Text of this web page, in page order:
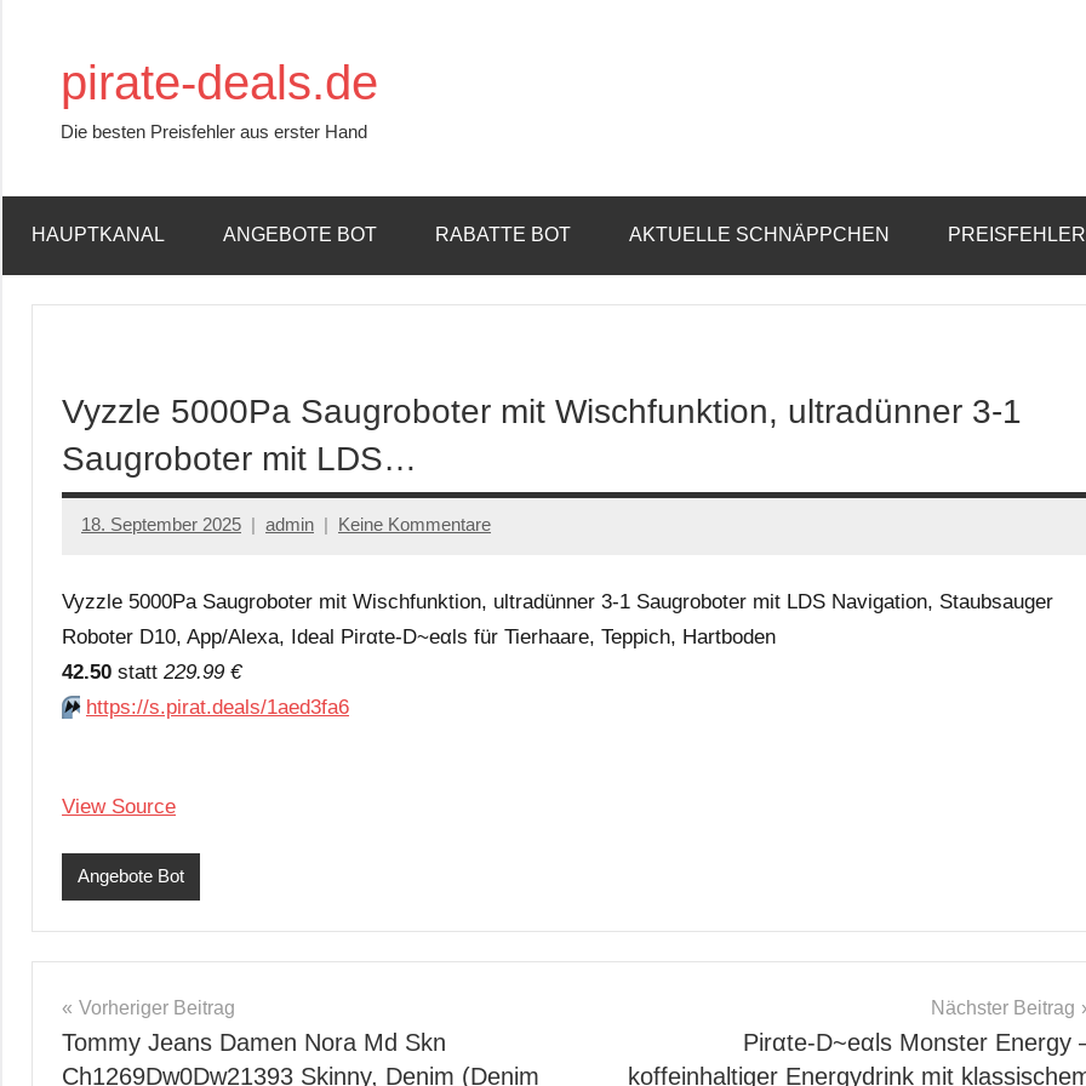
springenpirate-deals.de
Die besten Preisfehler aus erster Hand
HAUPTKANAL ANGEBOTE BOT RABATTE BOT AKTUELLE SCHNÄPPCHEN
Vyzzle 5000Pa Saugroboter mit Wischfunktion, ultradünner 3-1
Saugroboter mit LDS…
18. September 2025 admin Keine Kommentare
Vyzzle 5000Pa Saugroboter mit Wischfunktion, ultradünner 3-1 Saugroboter mit LDS Navigation, Staubsauger
Roboter D10, App/Alexa, Ideal Pirαtе-D~еαls für Tierhaare, Teppich, Hartboden
42.50 statt 229.99 €
⏩️ https://s.pirat.deals/1aed3fa6
View Source
Angebote Bot
Beitragsnavigation
Vorheriger Beitrag
Tommy Jeans Damen Nora Md Skn
Ch1269Dw0Dw21393 Skinny, Denim (Denim
Nächster Beitrag
Pirαtе-D~еαls Monster Energy
koffeinhaltiger Energydrink mit